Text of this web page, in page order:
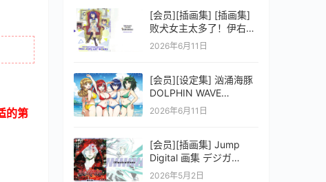
的第
[会员][插画集] [插画集]
败犬女主太多了！伊右群
ARTWORKS
2026年6月11日
[会员][设定集] 汹涌海豚
DOLPHIN WAVE
OFFICIAL VISUAL
2026年6月11日
[会员][插画集] Jump
Digital 画集 デジガ
D.Gray-man
2026年5月2日